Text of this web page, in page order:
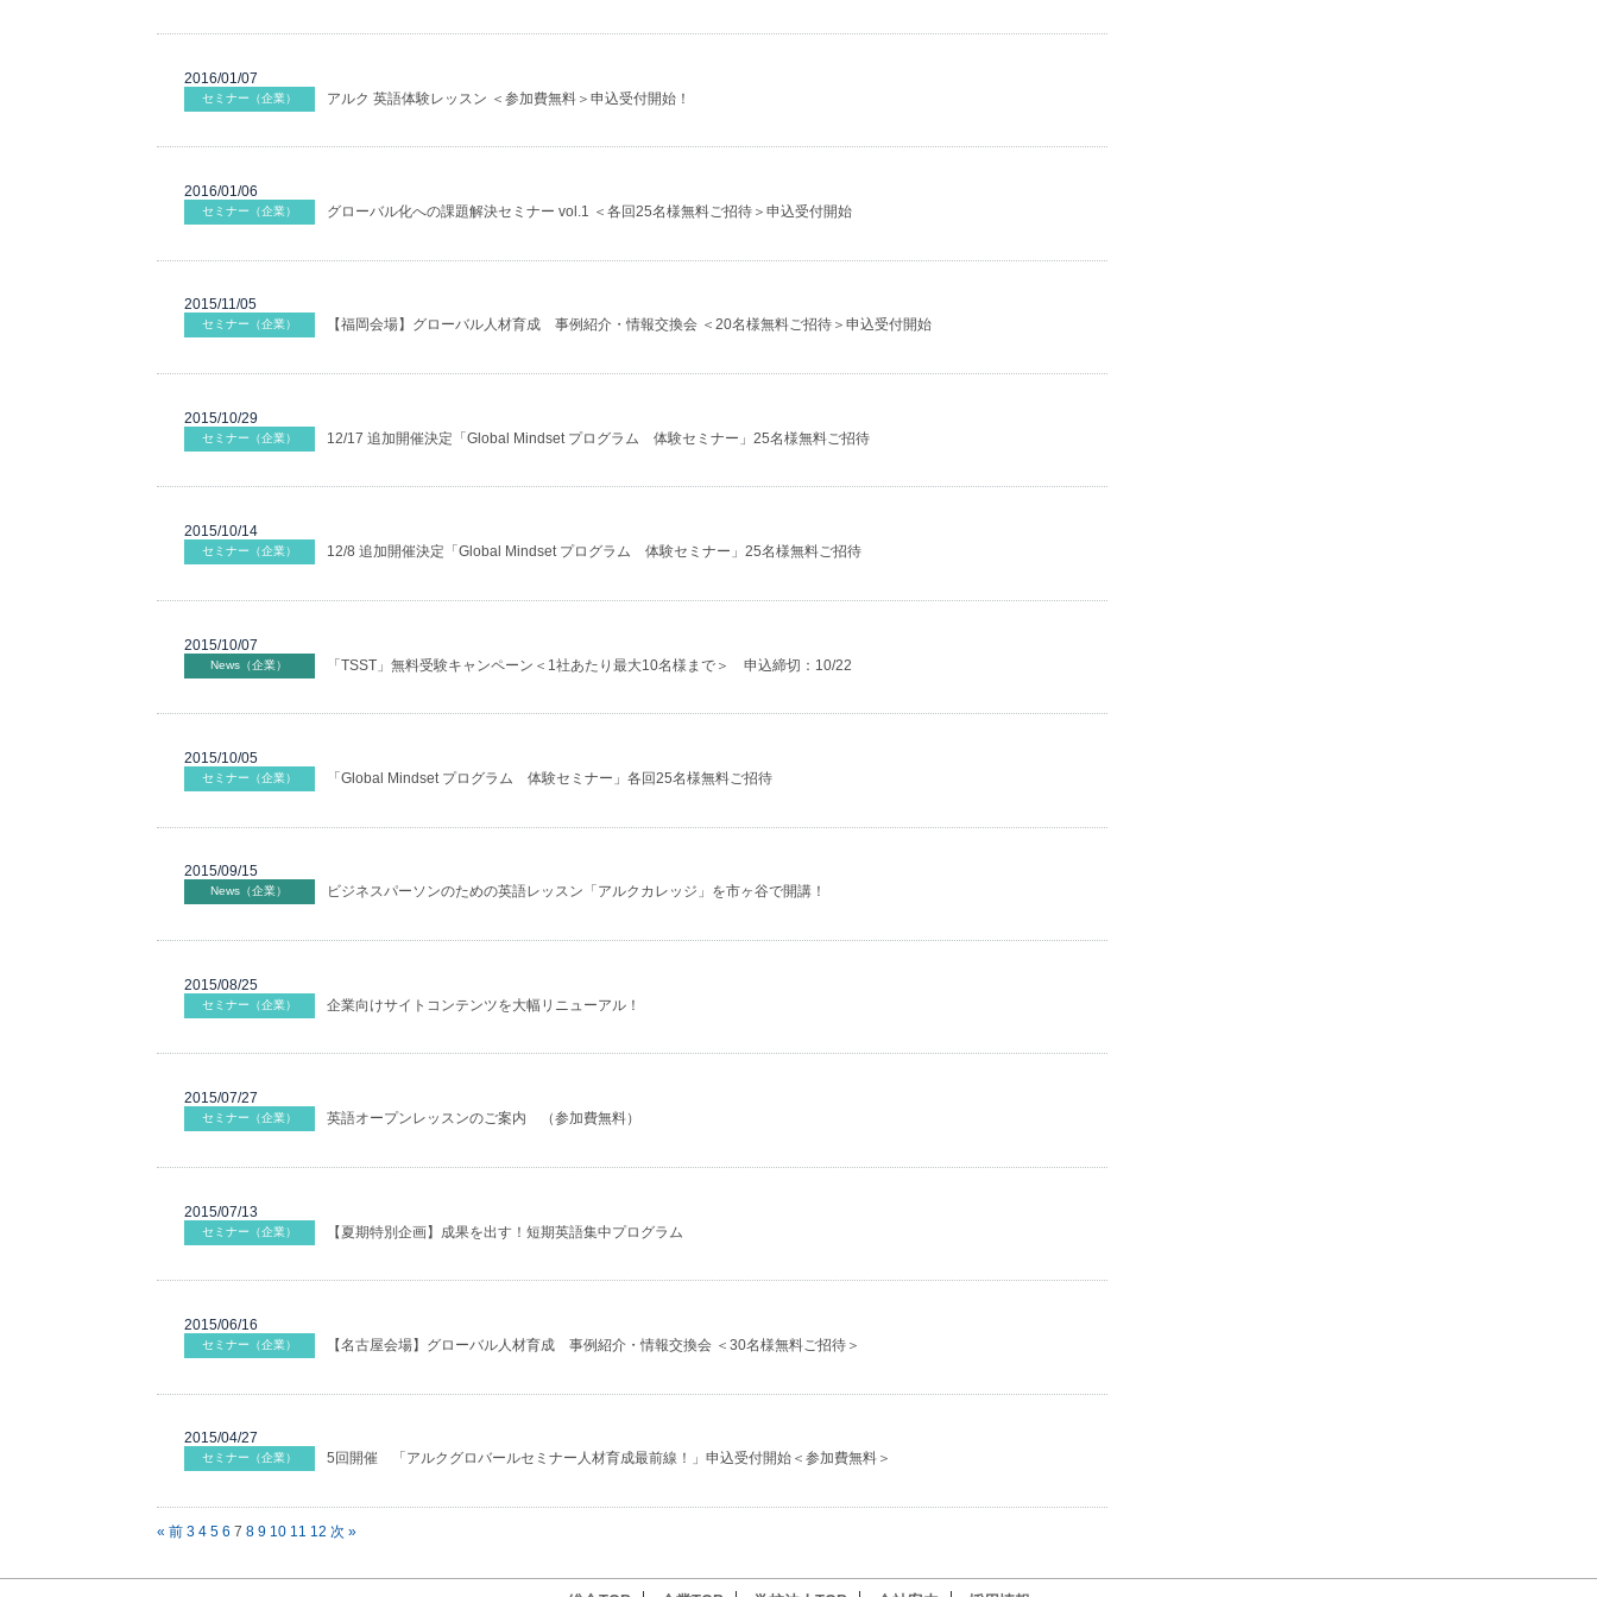
2016/01/07
セミナー（企業） アルク 英語体験レッスン ＜参加費無料＞申込受付開始！
2016/01/06
セミナー（企業） グローバル化への課題解決セミナー vol.1 ＜各回25名様無料ご招待＞申込受付開始
2015/11/05
セミナー（企業） 【福岡会場】グローバル人材育成 事例紹介・情報交換会 ＜20名様無料ご招待＞申込受付開始
2015/10/29
セミナー（企業） 12/17 追加開催決定「Global Mindset プログラム 体験セミナー」25名様無料ご招待
2015/10/14
セミナー（企業） 12/8 追加開催決定「Global Mindset プログラム 体験セミナー」25名様無料ご招待
2015/10/07
News（企業） 「TSST」無料受験キャンペーン＜1社あたり最大10名様まで＞ 申込締切：10/22
2015/10/05
セミナー（企業） 「Global Mindset プログラム 体験セミナー」各回25名様無料ご招待
2015/09/15
News（企業） ビジネスパーソンのための英語レッスン「アルクカレッジ」を市ヶ谷で開講！
2015/08/25
セミナー（企業） 企業向けサイトコンテンツを大幅リニューアル！
2015/07/27
セミナー（企業） 英語オープンレッスンのご案内 （参加費無料）
2015/07/13
セミナー（企業） 【夏期特別企画】成果を出す！短期英語集中プログラム
2015/06/16
セミナー（企業） 【名古屋会場】グローバル人材育成 事例紹介・情報交換会 ＜30名様無料ご招待＞
2015/04/27
セミナー（企業） 5回開催 「アルクグロバールセミナー人材育成最前線！」申込受付開始＜参加費無料＞
« 前 3 4 5 6 7 8 9 10 11 12 次 »